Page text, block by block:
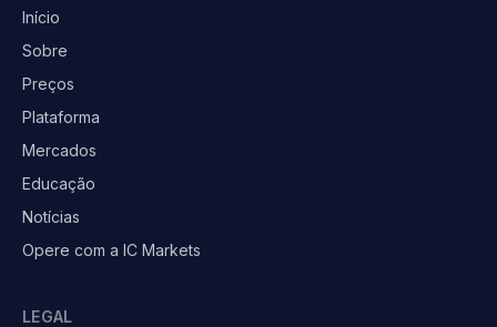
Início
Sobre
Preços
Plataforma
Mercados
Educação
Notícias
Opere com a IC Markets
LEGAL